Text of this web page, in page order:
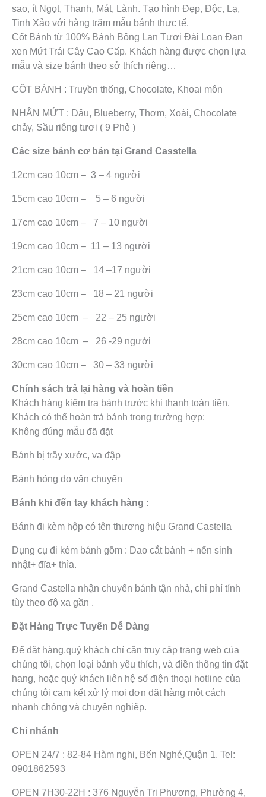
sao, ít Ngọt, Thanh, Mát, Lành. Tạo hình Đẹp, Độc, Lạ,
Tinh Xảo với hàng trăm mẫu bánh thực tế.
Cốt Bánh từ 100% Bánh Bông Lan Tươi Đài Loan Đan
xen Mứt Trái Cây Cao Cấp. Khách hàng được chọn lựa
mẫu và size bánh theo sở thích riêng…
CỐT BÁNH : Truyền thống, Chocolate, Khoai môn
NHÂN MỨT : Dâu, Blueberry, Thơm, Xoài, Chocolate
chảy, Sầu riêng tươi ( 9 Phẻ )
Các size bánh cơ bản tại Grand Casstella
12cm cao 10cm – 3 – 4 người
15cm cao 10cm – 5 – 6 người
17cm cao 10cm – 7 – 10 người
19cm cao 10cm – 11 – 13 người
21cm cao 10cm – 14 –17 người
23cm cao 10cm – 18 – 21 người
25cm cao 10cm – 22 – 25 người
28cm cao 10cm – 26 -29 người
30cm cao 10cm – 30 – 33 người
Chính sách trả lại hàng và hoàn tiền
Khách hàng kiểm tra bánh trước khi thanh toán tiền.
Khách có thể hoàn trả bánh trong trường hợp:
Không đúng mẫu đã đặt
Bánh bị trầy xước, va đập
Bánh hỏng do vận chuyển
Bánh khi đến tay khách hàng :
Bánh đi kèm hộp có tên thương hiệu Grand Castella
Dụng cụ đi kèm bánh gồm : Dao cắt bánh + nến sinh
nhật+ đĩa+ thìa.
Grand Castella nhận chuyển bánh tận nhà, chi phí tính
tùy theo độ xa gần .
Đặt Hàng Trực Tuyến Dễ Dàng
Để đặt hàng,quý khách chỉ cần truy cập trang web của
chúng tôi, chọn loại bánh yêu thích, và điền thông tin đặt
hang, hoặc quý khách liên hệ số điện thoại hotline của
chúng tôi cam kết xử lý mọi đơn đặt hàng một cách
nhanh chóng và chuyên nghiệp.
Chi nhánh
OPEN 24/7 : 82-84 Hàm nghi, Bến Nghé,Quận 1. Tel:
0901862593
OPEN 7H30-22H : 376 Nguyễn Tri Phương, Phường 4,